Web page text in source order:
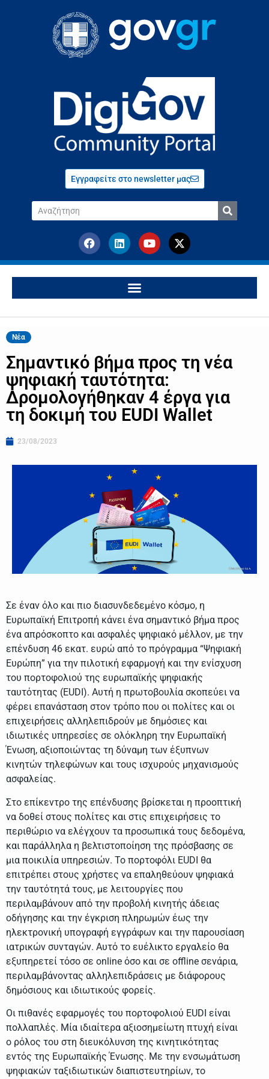
Εγγραφείτε στο newsletter μας
Νέα
Σημαντικό βήμα προς τη νέα
ψηφιακή ταυτότητα:
Δρομολογήθηκαν 4 έργα για
τη δοκιμή του EUDI Wallet
23/08/2023
Σε έναν όλο και πιο διασυνδεδεμένο κόσμο, η
Ευρωπαϊκή Επιτροπή κάνει ένα σημαντικό βήμα προς
ένα απρόσκοπτο και ασφαλές ψηφιακό μέλλον, με την
επένδυση 46 εκατ. ευρώ από το πρόγραμμα “Ψηφιακή
Ευρώπη” για την πιλοτική εφαρμογή και την ενίσχυση
του πορτοφολιού της ευρωπαϊκής ψηφιακής
ταυτότητας (EUDI). Αυτή η πρωτοβουλία σκοπεύει να
φέρει επανάσταση στον τρόπο που οι πολίτες και οι
επιχειρήσεις αλληλεπιδρούν με δημόσιες και
ιδιωτικές υπηρεσίες σε ολόκληρη την Ευρωπαϊκή
Ένωση, αξιοποιώντας τη δύναμη των έξυπνων
κινητών τηλεφώνων και τους ισχυρούς μηχανισμούς
ασφαλείας.
Στο επίκεντρο της επένδυσης βρίσκεται η προοπτική
να δοθεί στους πολίτες και στις επιχειρήσεις το
περιθώριο να ελέγχουν τα προσωπικά τους δεδομένα,
και παράλληλα η βελτιστοποίηση της πρόσβασης σε
μια ποικιλία υπηρεσιών. Το πορτοφόλι EUDI θα
επιτρέπει στους χρήστες να επαληθεύουν ψηφιακά
την ταυτότητά τους, με λειτουργίες που
περιλαμβάνουν από την προβολή κινητής άδειας
οδήγησης και την έγκριση πληρωμών έως την
ηλεκτρονική υπογραφή εγγράφων και την παρουσίαση
ιατρικών συνταγών. Αυτό το ευέλικτο εργαλείο θα
εξυπηρετεί τόσο σε online όσο και σε offline σενάρια,
περιλαμβάνοντας αλληλεπιδράσεις με διάφορους
δημόσιους και ιδιωτικούς φορείς.
Οι πιθανές εφαρμογές του πορτοφολιού EUDI είναι
πολλαπλές. Μία ιδιαίτερα αξιοσημείωτη πτυχή είναι
ο ρόλος του στη διευκόλυνση της κινητικότητας
εντός της Ευρωπαϊκής Ένωσης. Με την ενσωμάτωση
ψηφιακών ταξιδιωτικών διαπιστευτηρίων, το